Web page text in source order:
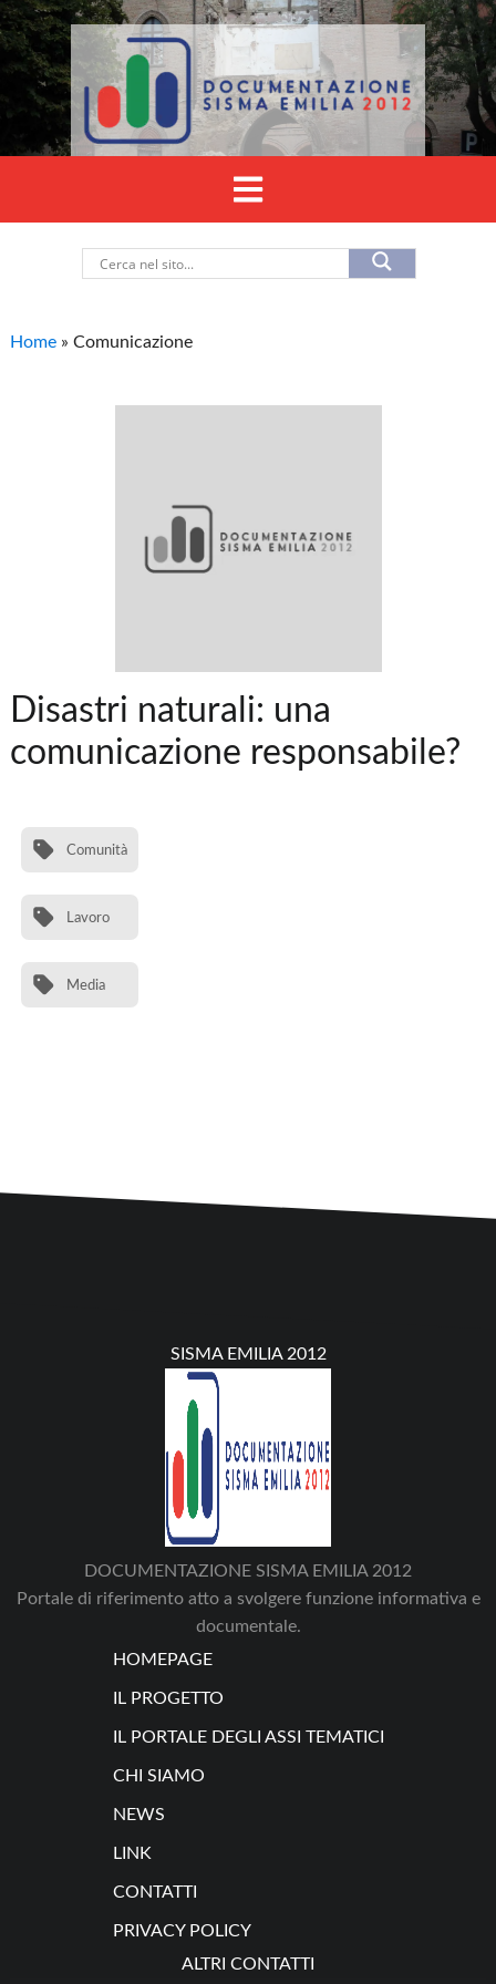
Home »Comunicazione
Disastri naturali: una
comunicazione responsabile?
Comunità
Lavoro
Media
SISMA EMILIA 2012
DOCUMENTAZIONE SISMA EMILIA 2012
Portale di riferimento atto a svolgere funzione informativa e
documentale.
HOMEPAGE
IL PROGETTO
IL PORTALE DEGLI ASSI TEMATICI
CHI SIAMO
NEWS
LINK
CONTATTI
PRIVACY POLICY
ALTRI CONTATTI